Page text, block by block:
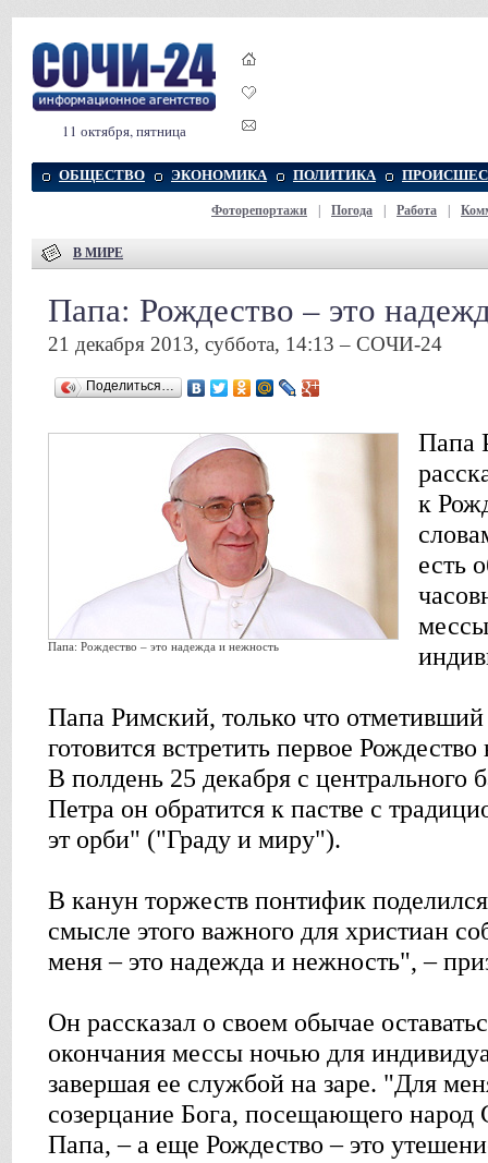
11 октября, пятница
ОБЩЕСТВО ЭКОНОМИКА ПОЛИТИКА
Фоторепортажи Погода Работа
В МИРЕ
Папа: Рождество – это
21 декабря 2013, суббота, 14:13 – СОЧИ-24
Поделиться…
Папа: Рождество – это надежда и нежность
Папа
к
есть
Папа Римский, только что отметивший
готовится встретить первое
В полдень 25 декабря с центрального
Петра он обратится к пастве с
эт орби" ("Граду и миру").
В канун торжеств понтифик
смысле этого важного для христиан
меня – это надежда и нежность", –
Он рассказал о своем обычае
окончания мессы ночью для
завершая ее службой на заре. "Для
созерцание Бога, посещающего
Папа, – а еще Рождество – это